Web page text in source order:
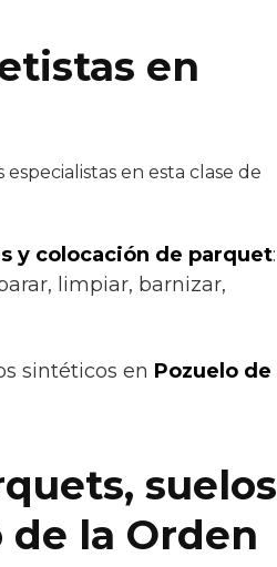
en
en esta clase de
y colocación de parquet:
limpiar, barnizar,
sintéticos en Pozuelo de
suelos
la Orden